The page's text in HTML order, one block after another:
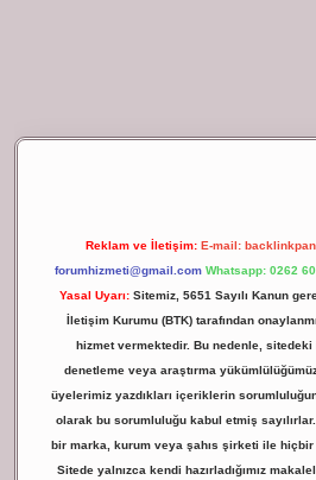
Reklam ve İletişim: E-mail:
forumhizmeti@gmail.com Whatsapp: 0262
Yasal Uyarı: Sitemiz, 5651 Sayılı Kanun
İletişim Kurumu (BTK) tarafından
hizmet vermektedir. Bu nedenle,
denetleme veya araştırma
üyelerimiz yazdıkları içeriklerin
olarak bu sorumluluğu kabul etmiş
bir marka, kurum veya şahıs şirketi ile hiçbir
Sitede yalnızca kendi hazırladığımız